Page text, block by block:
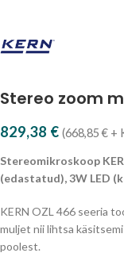
Stereo zoom
829,38 € (668,85€ +
Stereomikroskoop
(edastatud), 3W LED
KERN OZL 466 seeria
muljet nii lihtsa
poolest.